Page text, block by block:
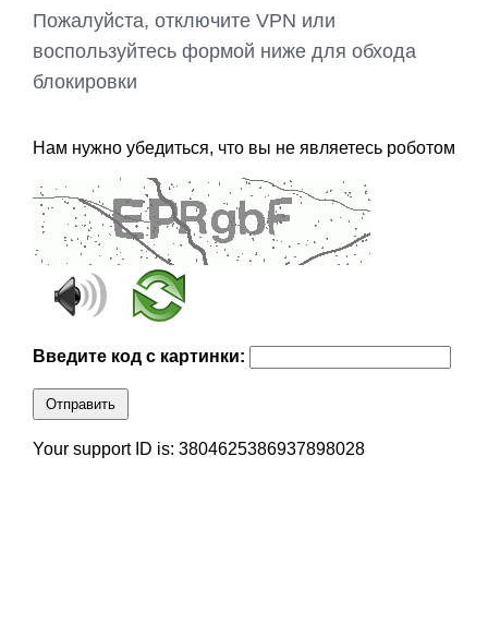
Пожалуйста, отключите VPN или
воспользуйтесь формой ниже для обхода
блокировки
Нам нужно убедиться, что вы не являетесь роботом
Введите код с картинки:
Отправить
Your support ID is: 3804625386937898028